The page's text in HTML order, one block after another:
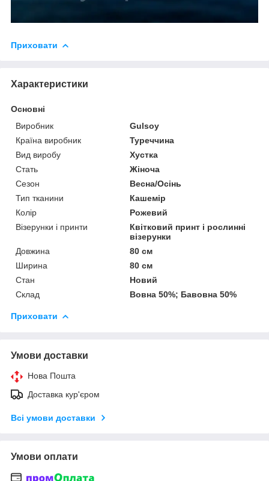
Приховати
Характеристики
Основні
Виробник
Gulsoy
Країна виробник
Туреччина
Вид виробу
Хустка
Стать
Жіноча
Сезон
Весна/Осінь
Тип тканини
Кашемір
Колір
Рожевий
Візерунки і принти
Квітковий принт і рослинні
візерунки
Довжина
80 см
Ширина
80 см
Стан
Новий
Склад
Вовна 50%; Бавовна 50%
Приховати
Умови доставки
Нова Пошта
Доставка кур'єром
Всі умови доставки
Умови оплати